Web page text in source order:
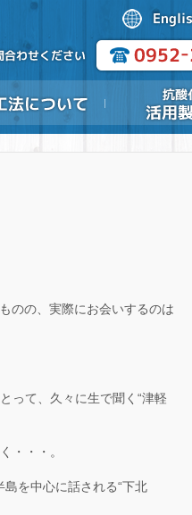
のの、実際にお会いするのは
って、久々に生で聞く“津軽
・・・。
を中心に話される“下北